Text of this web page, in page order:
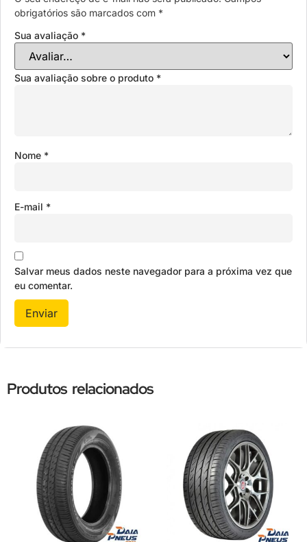
obrigatórios são marcados com *
Sua avaliação *
Sua avaliação sobre o produto *
Nome *
E-mail *
Salvar meus dados neste navegador para a próxima vez que
eu comentar.
Produtos relacionados